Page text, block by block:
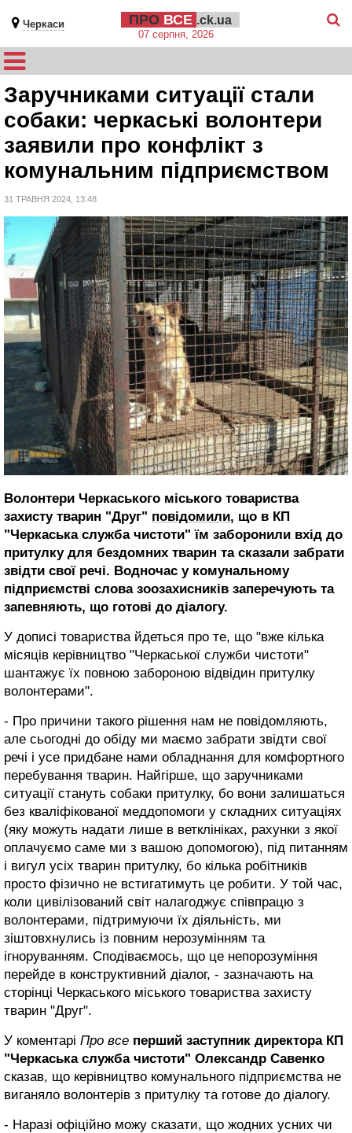
Черкаси ПРО ВСЕ .ck.ua
07 серпня, 2026
Заручниками ситуації стали
собаки: черкаські волонтери
заявили про конфлікт з
комунальним підприємством
31 ТРАВНЯ 2024, 13:48
Волонтери Черкаського міського товариства
захисту тварин "Друг" повідомили, що в КП
"Черкаська служба чистоти" їм заборонили вхід до
притулку для бездомних тварин та сказали забрати
звідти свої речі. Водночас у комунальному
підприємстві слова зоозахисників заперечують та
запевняють, що готові до діалогу.
У дописі товариства йдеться про те, що "вже кілька
місяців керівництво "Черкаської служби чистоти"
шантажує їх повною забороною відвідин притулку
волонтерами".
- Про причини такого рішення нам не повідомляють,
але сьогодні до обіду ми маємо забрати звідти свої
речі і усе придбане нами обладнання для комфортного
перебування тварин. Найгірше, що заручниками
ситуації стануть собаки притулку, бо вони залишаться
без кваліфікованої меддопомоги у складних ситуаціях
(яку можуть надати лише в ветклініках, рахунки з якої
оплачуємо саме ми з вашою допомогою), під питанням
і вигул усіх тварин притулку, бо кілька робітників
просто фізично не встигатимуть це робити. У той час,
коли цивілізований світ налагоджує співпрацю з
волонтерами, підтримуючи їх діяльність, ми
зіштовхнулись із повним нерозумінням та
ігноруванням. Сподіваємось, що це непорозуміння
перейде в конструктивний діалог, - зазначають на
сторінці Черкаського міського товариства захисту
тварин "Друг".
У коментарі Про все перший заступник директора КП
"Черкаська служба чистоти" Олександр Савенко
сказав, що керівництво комунального підприємства не
виганяло волонтерів з притулку та готове до діалогу.
- Наразі офіційно можу сказати, що жодних усних чи